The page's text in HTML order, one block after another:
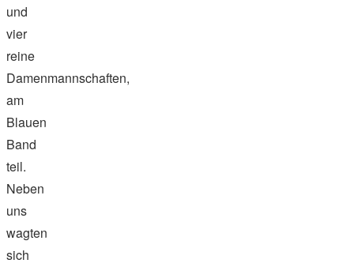
und
vier
reine
Damenmannschaften,
am
Blauen
Band
teil.
Neben
uns
wagten
sich